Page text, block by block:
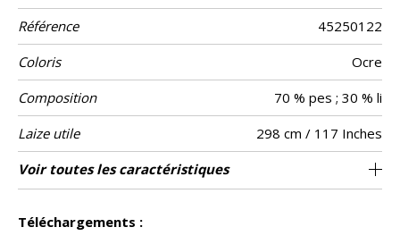
Référence
45250122
Coloris
Ocre
Composition
70 % pes ; 30 % li
Laize utile
298 cm / 117 Inches
Rétrécissement
<2%
Raccord Raccord libre
Sens De haut
Poids g/m² 106
Usage
Entretien
Pays d'origine Italie
Voir toutes les caractéristiques
Téléchargements :